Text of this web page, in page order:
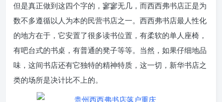
但是真正做到这四个字的，寥寥无几，而西西弗书店正是为
数不多遵循以人为本的民营书店之一。西西弗书店最人性化
的地方在于，它安置了很多读书位置，有柔软的单人座椅，
有吧台式的书桌，有普通的凳子等等。当然，如果仔细地品
味，这间书店还有它独特的精神特质，这一切，新华书店之
类的场所是决计比不上的。